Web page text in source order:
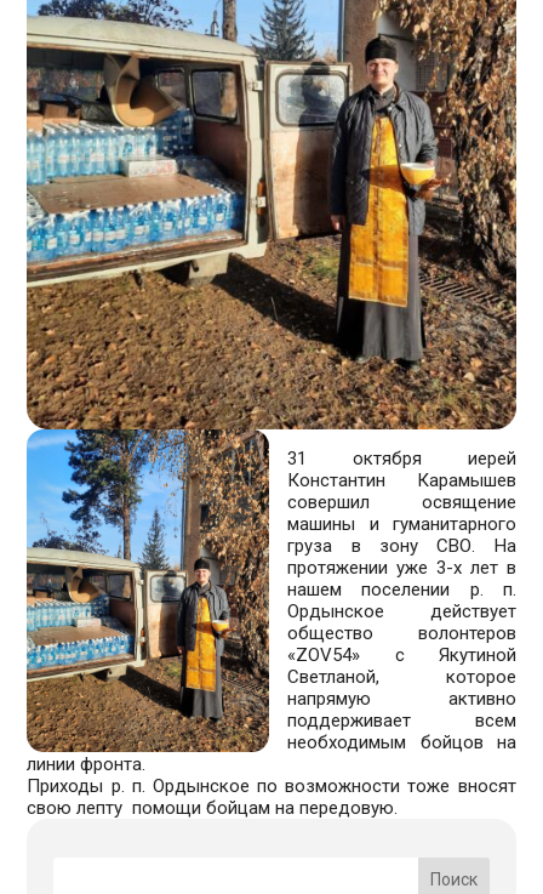
31 октября иерей
Константин Карамышев
совершил освящение
машины и гуманитарного
груза в зону СВО. На
протяжении уже 3-х лет в
нашем поселении р. п.
Ордынское действует
общество волонтеров
«ZОV54» с Якутиной
Светланой, которое
напрямую активно
поддерживает всем
необходимым бойцов на
линии фронта.
Приходы р. п. Ордынское по возможности тоже вносят
свою лепту помощи бойцам на передовую.